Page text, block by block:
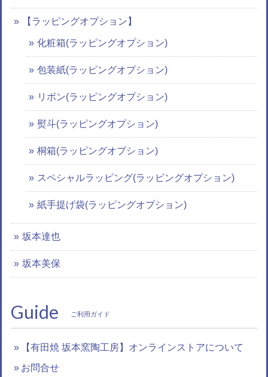
【ラッピングオプション】
化粧箱(ラッピングオプション)
包装紙(ラッピングオプション)
リボン(ラッピングオプション)
熨斗(ラッピングオプション)
桐箱(ラッピングオプション)
スペシャルラッピング(ラッピングオプション)
紙手提げ袋(ラッピングオプション)
坂本達也
坂本美保
Guide ご利用ガイド
【有田焼 坂本窯陶工房】オンラインストアについて
お問合せ